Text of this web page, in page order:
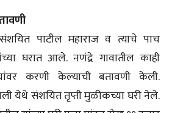
पाटील महाराज व त्याचे पाच
घरात आले. नणंद्रे गावातील काही
करणी केल्याची बतावणी केली.
येथे संशयित तृप्ती मुळीकच्या घरी नेले.